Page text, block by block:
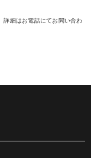
詳細はお電話にてお問い合わ